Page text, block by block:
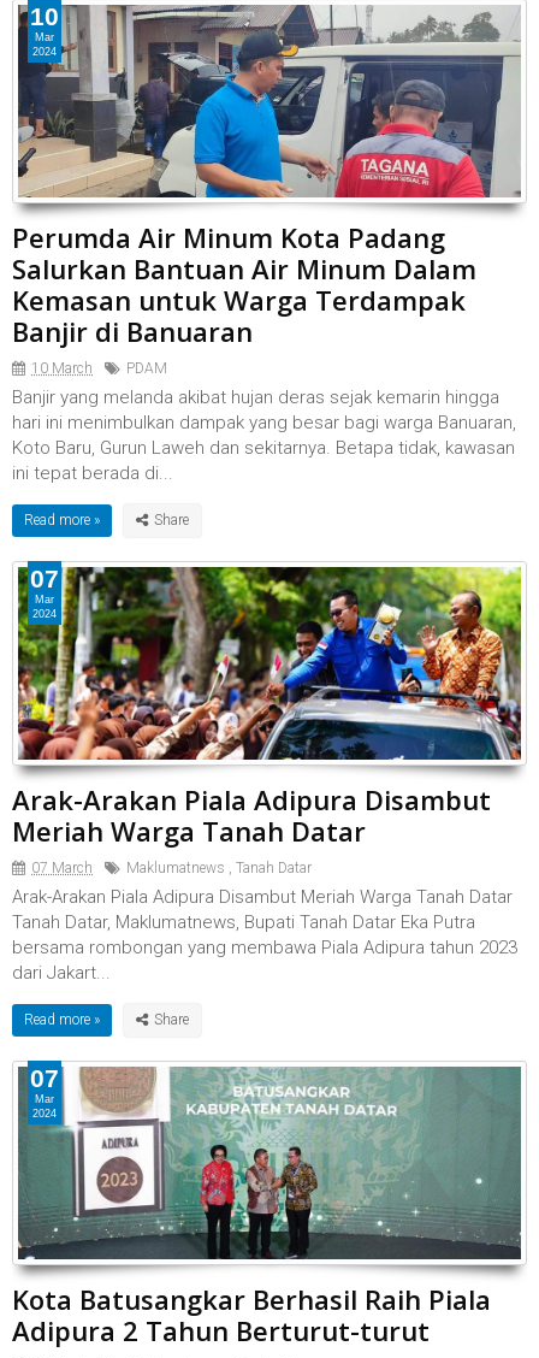
Perumda Air Minum Kota Padang
Salurkan Bantuan Air Minum Dalam
Kemasan untuk Warga Terdampak
Banjir di Banuaran
10 March PDAM
Banjir yang melanda akibat hujan deras sejak kemarin hingga
hari ini menimbulkan dampak yang besar bagi warga Banuaran,
Koto Baru, Gurun Laweh dan sekitarnya. Betapa tidak, kawasan
ini tepat berada di...
Read more »
10
Mar
2024
Arak-Arakan Piala Adipura Disambut
Meriah Warga Tanah Datar
07 March Maklumatnews , Tanah Datar
Arak-Arakan Piala Adipura Disambut Meriah Warga Tanah Datar
Tanah Datar, Maklumatnews, Bupati Tanah Datar Eka Putra
bersama rombongan yang membawa Piala Adipura tahun 2023
dari Jakart...
Read more »
07
Mar
2024
Kota Batusangkar Berhasil Raih Piala
Adipura 2 Tahun Berturut-turut
07
Mar
2024